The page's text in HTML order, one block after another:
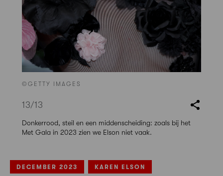
©GETTY IMAGES
13/13
Donkerrood, steil en een middenscheiding: zoals bij het
Met Gala in 2023 zien we Elson niet vaak.
DECEMBER 2023 KAREN ELSON